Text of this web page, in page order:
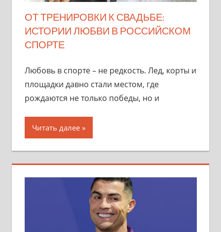
ОТ ТРЕНИРОВКИ К СВАДЬБЕ:
ИСТОРИИ ЛЮБВИ В РОССИЙСКОМ
СПОРТЕ
Любовь в спорте – не редкость. Лед, корты и
площадки давно стали местом, где
рождаются не только победы, но и
Читать далее